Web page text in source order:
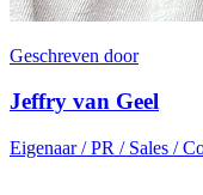
Geschreven door
Jeffry van Geel
Eigenaar / PR / Sales /